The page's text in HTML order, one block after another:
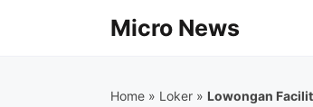
Micro News
Home » Loker » Lowongan